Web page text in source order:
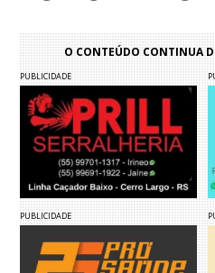
O CONTEÚDO CONTINUA
PUBLICIDADE
PUBLICIDADE